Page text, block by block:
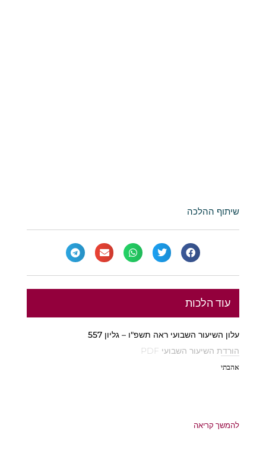
שיתוף ההלכה
עוד הלכות
עלון השיעור השבועי ראה תשפ"ו – גליון 557
הורדת השיעור השבועי PDF
אהבתי
להמשך קריאה